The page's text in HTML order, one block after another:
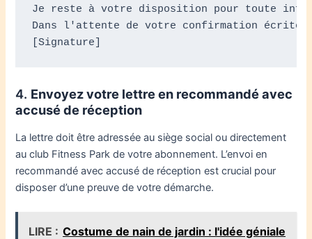
Je reste à votre disposition pour toute
Dans l'attente de votre confirmation
[Signature]
4. Envoyez votre lettre en recommandé avec
accusé de réception
La lettre doit être adressée au siège social ou directement
au club Fitness Park de votre abonnement. L’envoi en
recommandé avec accusé de réception est crucial pour
disposer d’une preuve de votre démarche.
LIRE : Costume de nain de jardin : l'idée géniale